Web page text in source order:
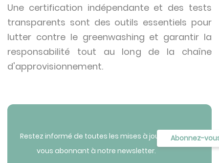
Une certification indépendante et des tests
transparents sont des outils essentiels pour
lutter contre le greenwashing et garantir la
responsabilité tout au long de la chaîne
d'approvisionnement.
Restez informé de toutes les mises à jour en
vous abonnant à notre newsletter.
Abonnez-